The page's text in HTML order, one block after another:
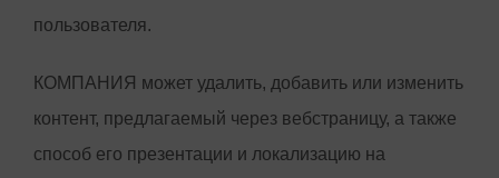
пользователя.
КОМПАНИЯ может удалить, добавить или изменить
контент, предлагаемый через вебстраницу, а также
способ его презентации и локализацию на